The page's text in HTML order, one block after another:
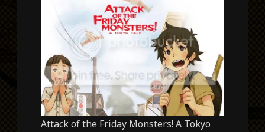
Attack of the Friday Monsters! A Tokyo